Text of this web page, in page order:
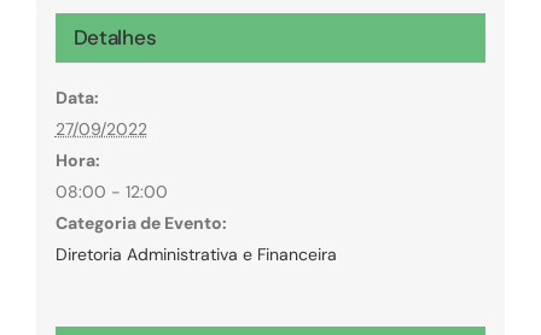
Detalhes
Data:
27/09/2022
Hora:
08:00 - 12:00
Categoria de Evento:
Diretoria Administrativa e Financeira